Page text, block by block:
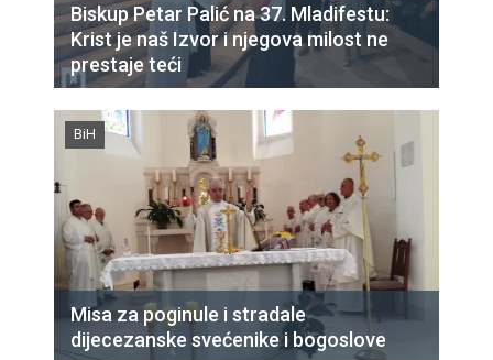
Biskup Petar Palić na 37. Mladifestu:
Krist je naš Izvor i njegova milost ne
prestaje teći
BiH
Misa za poginule i stradale
dijecezanske svećenike i bogoslove